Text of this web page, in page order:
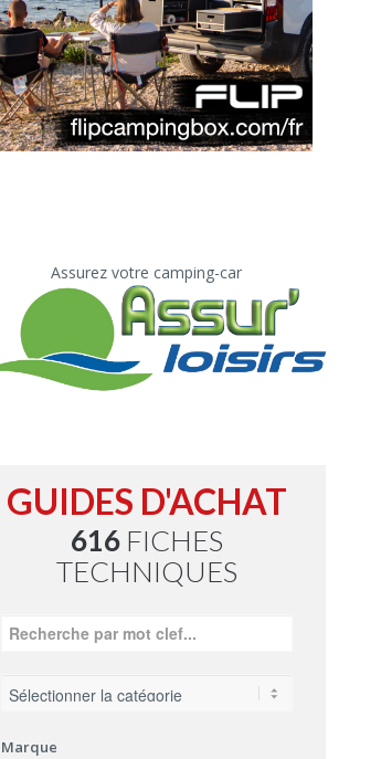
Assurez votre camping-car
GUIDES D'ACHAT
616FICHES
TECHNIQUES
Marque